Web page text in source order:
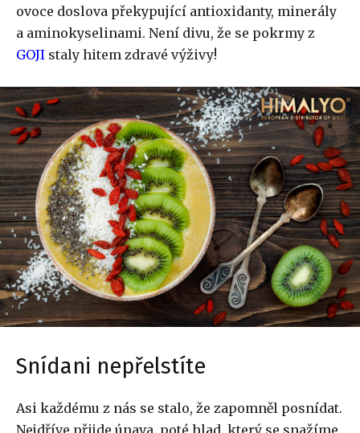
ovoce doslova překypující antioxidanty, minerály
a aminokyselinami. Není divu, že se pokrmy z
GOJI staly hitem zdravé výživy!
Snídani nepřelstíte
Asi každému z nás se stalo, že zapomněl posnídat.